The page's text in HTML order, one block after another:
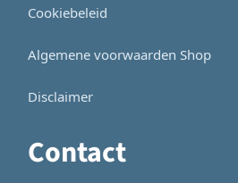
Cookiebeleid
Algemene voorwaarden Shop
Disclaimer
Contact